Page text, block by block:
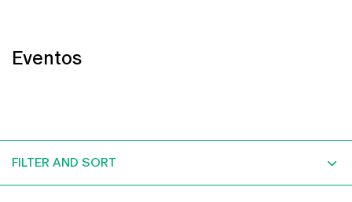
Eventos
FILTER AND SORT